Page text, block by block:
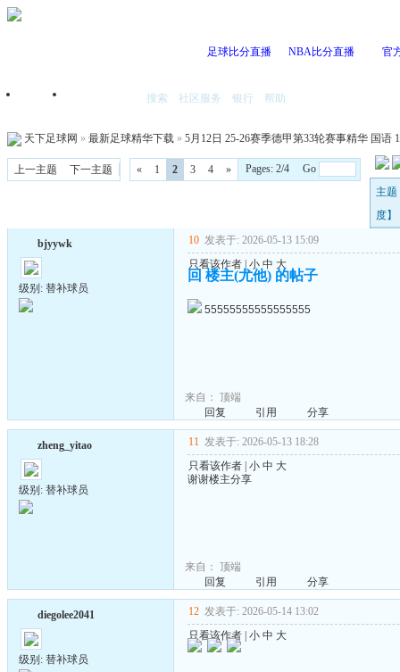
足球比分直播 NBA比分直播 官
首页 搜索 社区服务 银行 帮助
天下足球网 » 最新足球精华下载 » 5月12日 25-26赛季德甲第33轮赛事精华 国语
上一主题 下一主题 « 1 2 3 4 »
Pages: 2/4 Go
主题
度】
bjyywk
级别: 替补球员
10 发表于: 2026-05-13 15:09
只看该作者 小 中 大
回 楼主(尤他) 的帖子
55555555555555555
来自： 顶端
回复
引用 分享
zheng_yitao
级别: 替补球员
11 发表于: 2026-05-13 18:28
只看该作者 小 中 大
谢谢楼主分享
来自： 顶端
回复
引用 分享
diegolee2041
级别: 替补球员
12 发表于: 2026-05-14 13:02
只看该作者 小 中 大